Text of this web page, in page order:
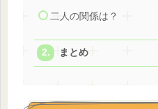
二人の関係は？
まとめ